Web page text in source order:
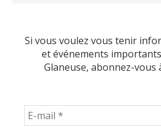
Si vous voulez vous tenir
et événements
Glaneuse, abonnez-vous